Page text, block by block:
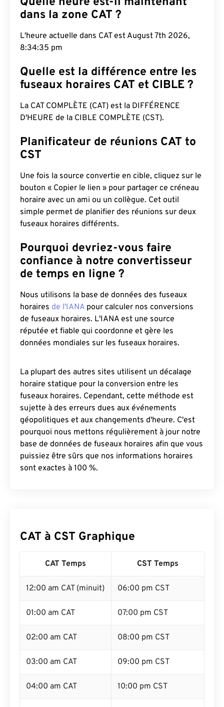
dans la zone CAT ?
L'heure actuelle dans CAT est August 7th 2026,
8:34:36 pm
Quelle est la différence entre les
fuseaux horaires CAT et CIBLE ?
La CAT COMPLÈTE (CAT) est la DIFFÉRENCE
D'HEURE de la CIBLE COMPLÈTE (CST).
Planificateur de réunions CAT to
CST
Une fois la source convertie en cible, cliquez sur le
bouton « Copier le lien » pour partager ce créneau
horaire avec un ami ou un collègue. Cet outil
simple permet de planifier des réunions sur deux
fuseaux horaires différents.
Pourquoi devriez-vous faire
confiance à notre convertisseur
de temps en ligne ?
Nous utilisons la base de données des fuseaux
horaires de l'IANA pour calculer nos conversions
de fuseaux horaires. L'IANA est une source
réputée et fiable qui coordonne et gère les
données mondiales sur les fuseaux horaires.
La plupart des autres sites utilisent un décalage
horaire statique pour la conversion entre les
fuseaux horaires. Cependant, cette méthode est
sujette à des erreurs dues aux événements
géopolitiques et aux changements d'heure. C'est
pourquoi nous mettons régulièrement à jour notre
base de données de fuseaux horaires afin que vous
puissiez être sûrs que nos informations horaires
sont exactes à 100 %.
CAT à CST Graphique
CAT Temps CST Temps
12:00 am CAT (minuit) 06:00 pm CST
01:00 am CAT 07:00 pm CST
02:00 am CAT 08:00 pm CST
03:00 am CAT 09:00 pm CST
04:00 am CAT 10:00 pm CST